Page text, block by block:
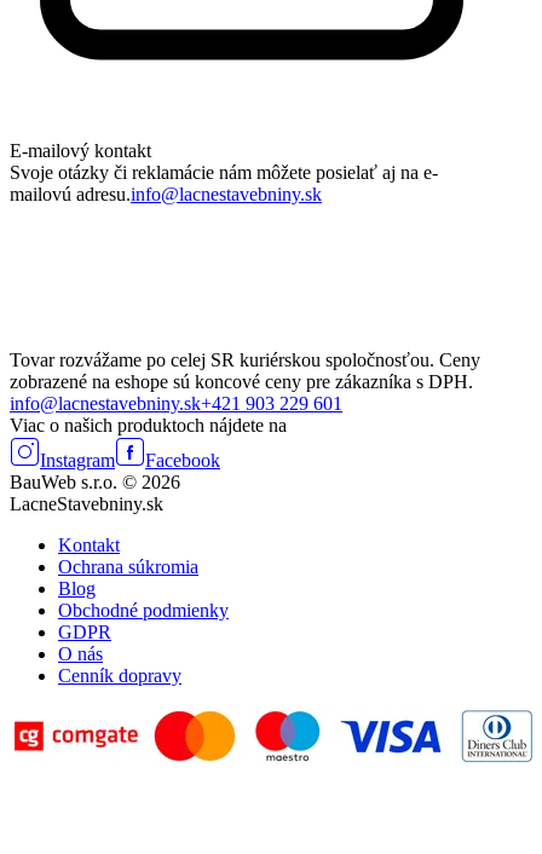
E-mailový kontakt
Svoje otázky či reklamácie nám môžete posielať aj na e-
mailovú adresu.info@lacnestavebniny.sk
Tovar rozvážame po celej SR kuriérskou spoločnosťou. Ceny
zobrazené na eshope sú koncové ceny pre zákazníka s DPH.
info@lacnestavebniny.sk+421 903 229 601
Viac o našich produktoch nájdete na
Instagram
Facebook
BauWeb s.r.o. © 2026
LacneStavebniny.sk
Kontakt
Ochrana súkromia
Blog
Obchodné podmienky
GDPR
O nás
Cenník dopravy